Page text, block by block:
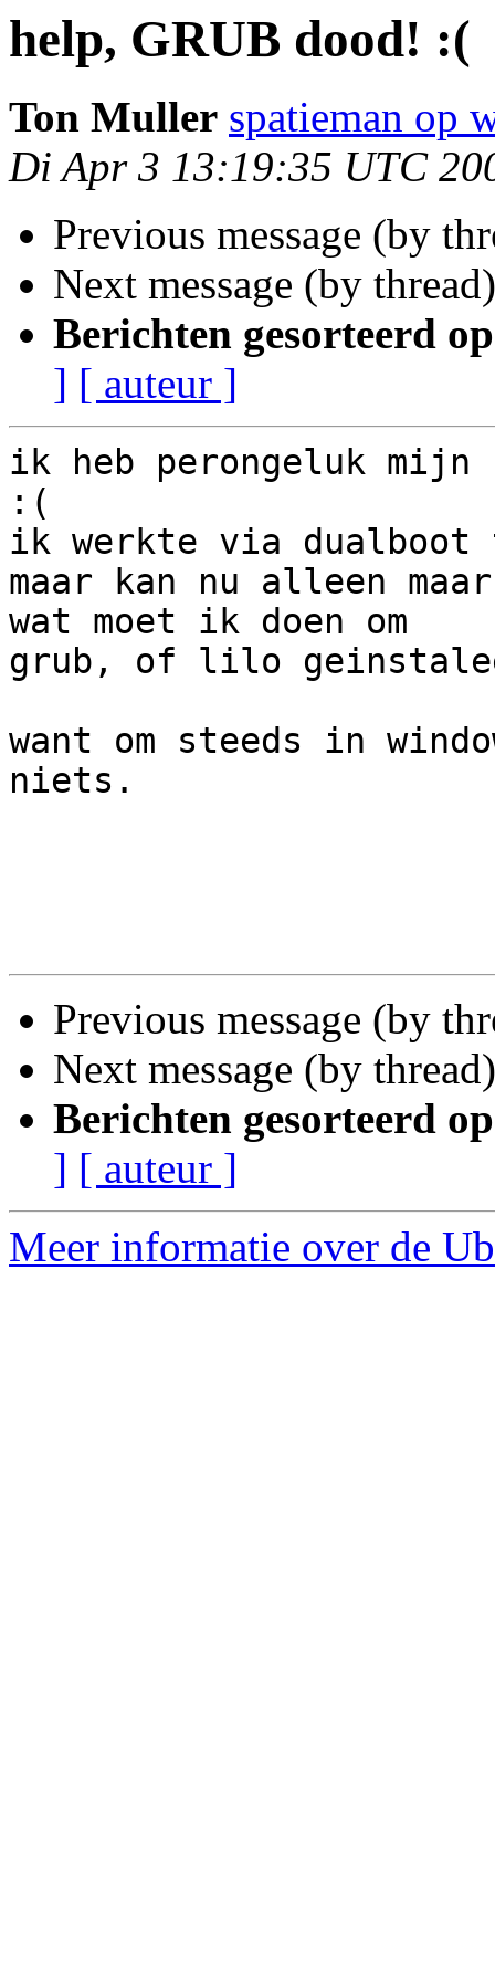
help, GRUB dood! :(
Ton Muller spatieman op
Di Apr 3 13:19:35 UTC
Previous message (by
Next message (by
Berichten gesorteerd
] [ auteur ]
ik heb perongeluk mijn
:(
ik werkte via dualboot
maar kan nu alleen
wat moet ik doen om
grub, of lilo
want om steeds in
niets.
Previous message (by
Next message (by
Berichten gesorteerd
] [ auteur ]
Meer informatie over de